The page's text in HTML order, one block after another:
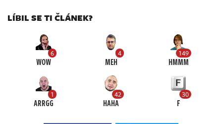
LÍBIL SE TI ČLÁNEK?
6
WOW
4
MEH
149
HMMM
1
ARRGG
42
HAHA
30
F